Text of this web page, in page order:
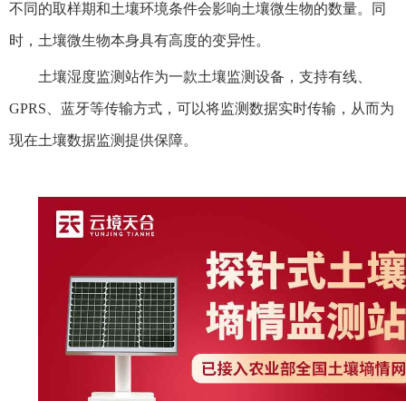
不同的取样期和土壤环境条件会影响土壤微生物的数量。同
时，土壤微生物本身具有高度的变异性。
土壤湿度监测站作为一款土壤监测设备，支持有线、
GPRS、蓝牙等传输方式，可以将监测数据实时传输，从而为
现在土壤数据监测提供保障。